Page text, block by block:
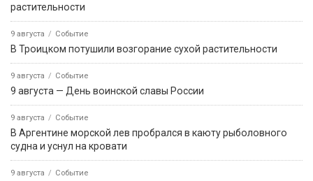
растительности
9 августа Событие
В Троицком потушили возгорание сухой растительности
9 августа Событие
9 августа — День воинской славы России
9 августа Событие
В Аргентине морской лев пробрался в каюту рыболовного
судна и уснул на кровати
9 августа Событие